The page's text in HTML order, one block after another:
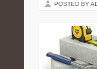
POSTED BY